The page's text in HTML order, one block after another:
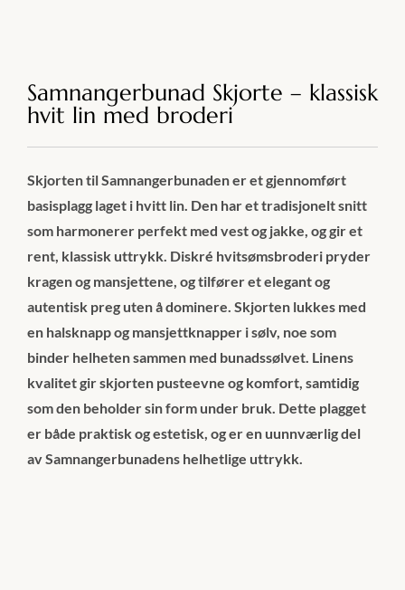
Samnangerbunad Skjorte – klassisk
hvit lin med broderi
Skjorten til Samnangerbunaden er et gjennomført
basisplagg laget i hvitt lin. Den har et tradisjonelt snitt
som harmonerer perfekt med vest og jakke, og gir et
rent, klassisk uttrykk. Diskré hvitsømsbroderi pryder
kragen og mansjettene, og tilfører et elegant og
autentisk preg uten å dominere. Skjorten lukkes med
en halsknapp og mansjettknapper i sølv, noe som
binder helheten sammen med bunadssølvet. Linens
kvalitet gir skjorten pusteevne og komfort, samtidig
som den beholder sin form under bruk. Dette plagget
er både praktisk og estetisk, og er en uunnværlig del
av Samnangerbunadens helhetlige uttrykk.